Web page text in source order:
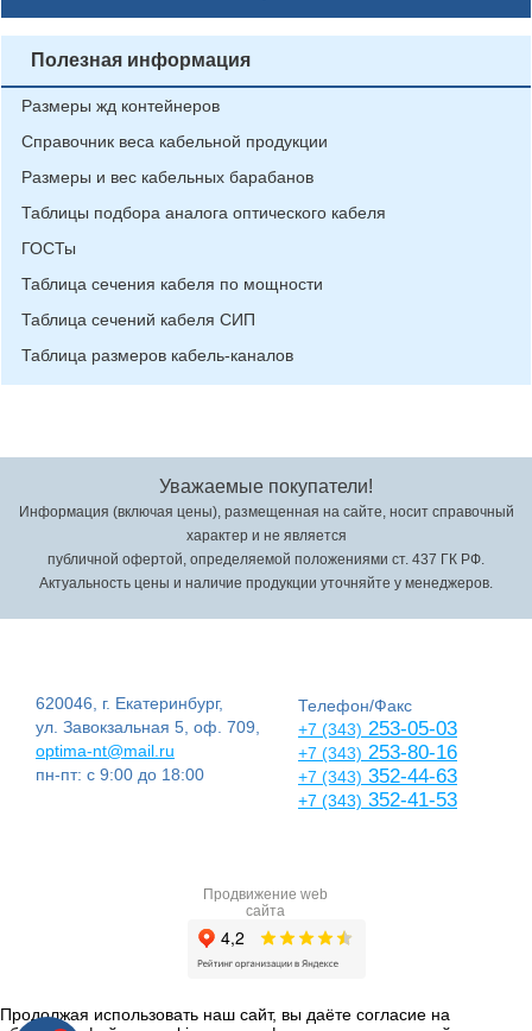
Полезная информация
Размеры жд контейнеров
Справочник веса кабельной продукции
Размеры и вес кабельных барабанов
Таблицы подбора аналога оптического кабеля
ГОСТы
Таблица сечения кабеля по мощности
Таблица сечений кабеля СИП
Таблица размеров кабель-каналов
Уважаемые покупатели!
Информация (включая цены), размещенная на сайте, носит справочный
характер и не является
публичной офертой, определяемой положениями ст. 437 ГК РФ.
Актуальность цены и наличие продукции уточняйте у менеджеров.
620046, г. Екатеринбург,
ул. Завокзальная 5, оф. 709,
optima-nt@mail.ru
пн-пт: с 9:00 до 18:00
Телефон/Факс
+7 (343) 253-05-03
+7 (343) 253-80-16
+7 (343) 352-44-63
+7 (343) 352-41-53
Продвижение web
сайта
Продолжая использовать наш сайт, вы даёте согласие на